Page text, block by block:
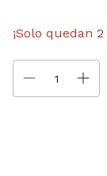
¡Solo quedan 2